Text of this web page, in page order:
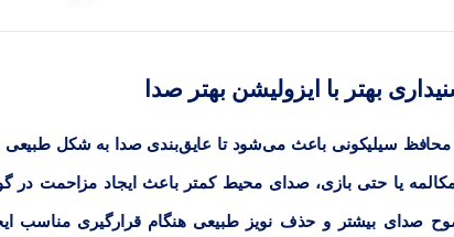
بهتر با ایزولیشن بهتر صدا
محافظ سیلیکونی باعث می‌شود تا عایق‌بندی صدا به شکل طبیعی
یا حتی بازی، صدای محیط کمتر باعث ایجاد مزاحمت